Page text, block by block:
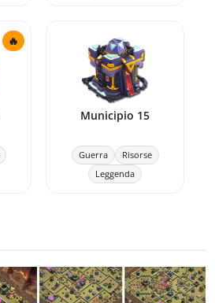
🔥
Municipio 15
Guerra
Risorse
Leggenda